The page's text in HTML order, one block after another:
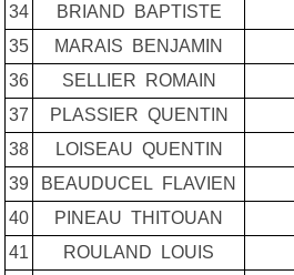
34
BRIAND BAPTISTE
35
MARAIS BENJAMIN
36
SELLIER ROMAIN
37
PLASSIER QUENTIN
38
LOISEAU QUENTIN
39
BEAUDUCEL FLAVIEN
40
PINEAU THITOUAN
41
ROULAND LOUIS